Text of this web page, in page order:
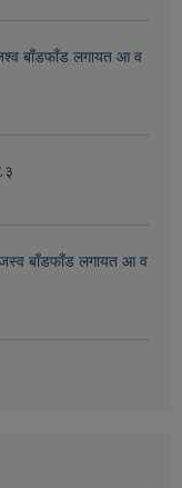
बाँडफाँड लगायत आ व
बाँडफाँड लगायत आ व